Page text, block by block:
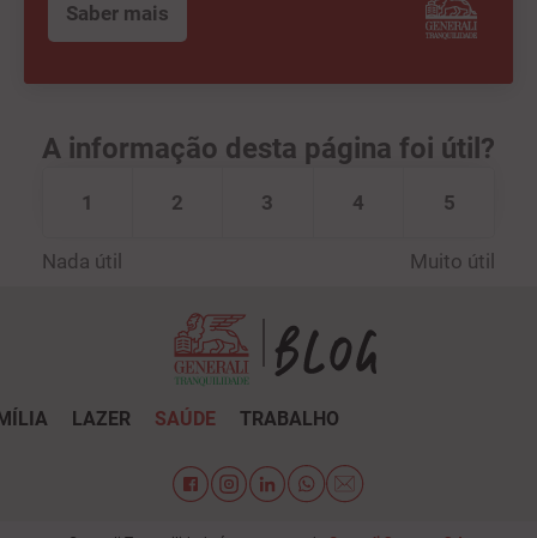
Saber mais
A informação desta página foi útil?
Nada útil
1 2 3 4 5
Muito útil
LAZER SAÚDE TRABALHO